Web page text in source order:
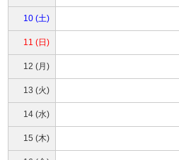
10 (土)
11 (日)
12 (月)
13 (火)
14 (水)
15 (木)